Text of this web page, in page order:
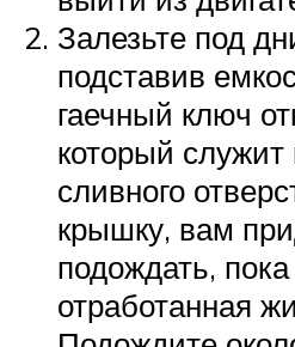
Залезьте под
подставив
гаечный ключ
который служит
сливного
крышку, вам
подождать,
отработанная